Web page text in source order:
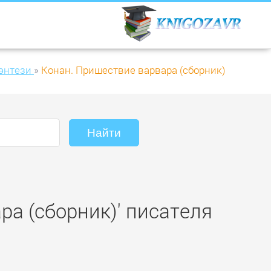
» Конан. Пришествие варвара (сборник)
(сборник)' писателя